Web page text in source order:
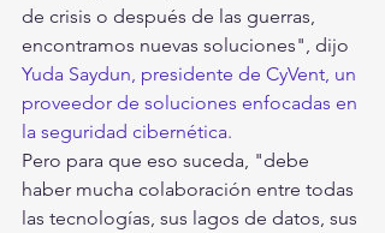
de crisis o después de las guerras,
encontramos nuevas soluciones", dijo
Yuda Saydun, presidente de CyVent, un
proveedor de soluciones enfocadas en
la seguridad cibernética.
Pero para que eso suceda, "debe
haber mucha colaboración entre todas
las tecnologías, sus lagos de datos, sus